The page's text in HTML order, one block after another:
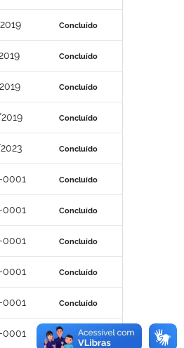
Concluído
Concluído
Concluído
Concluído
Concluído
Concluído
Concluído
Concluído
Concluído
Concluído
Concluído